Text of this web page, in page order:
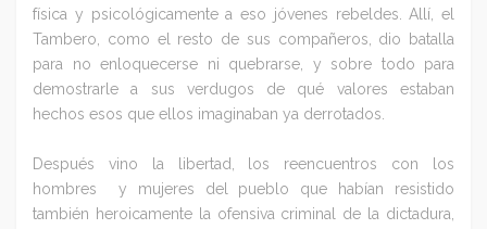
física y psicológicamente a eso jóvenes rebeldes. Allí, el
Tambero, como el resto de sus compañeros, dio batalla
para no enloquecerse ni quebrarse, y sobre todo para
demostrarle a sus verdugos de qué valores estaban
hechos esos que ellos imaginaban ya derrotados.
Después vino la libertad, los reencuentros con los
hombres y mujeres del pueblo que habían resistido
también heroicamente la ofensiva criminal de la dictadura,